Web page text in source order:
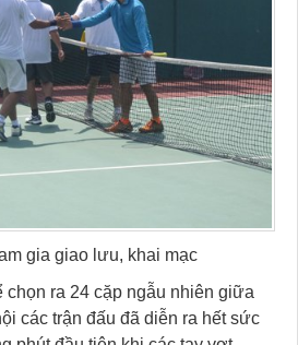
gia giao lưu, khai mạc
chọn ra 24 cặp ngẫu nhiên giữa
các trận đấu đã diễn ra hết sức